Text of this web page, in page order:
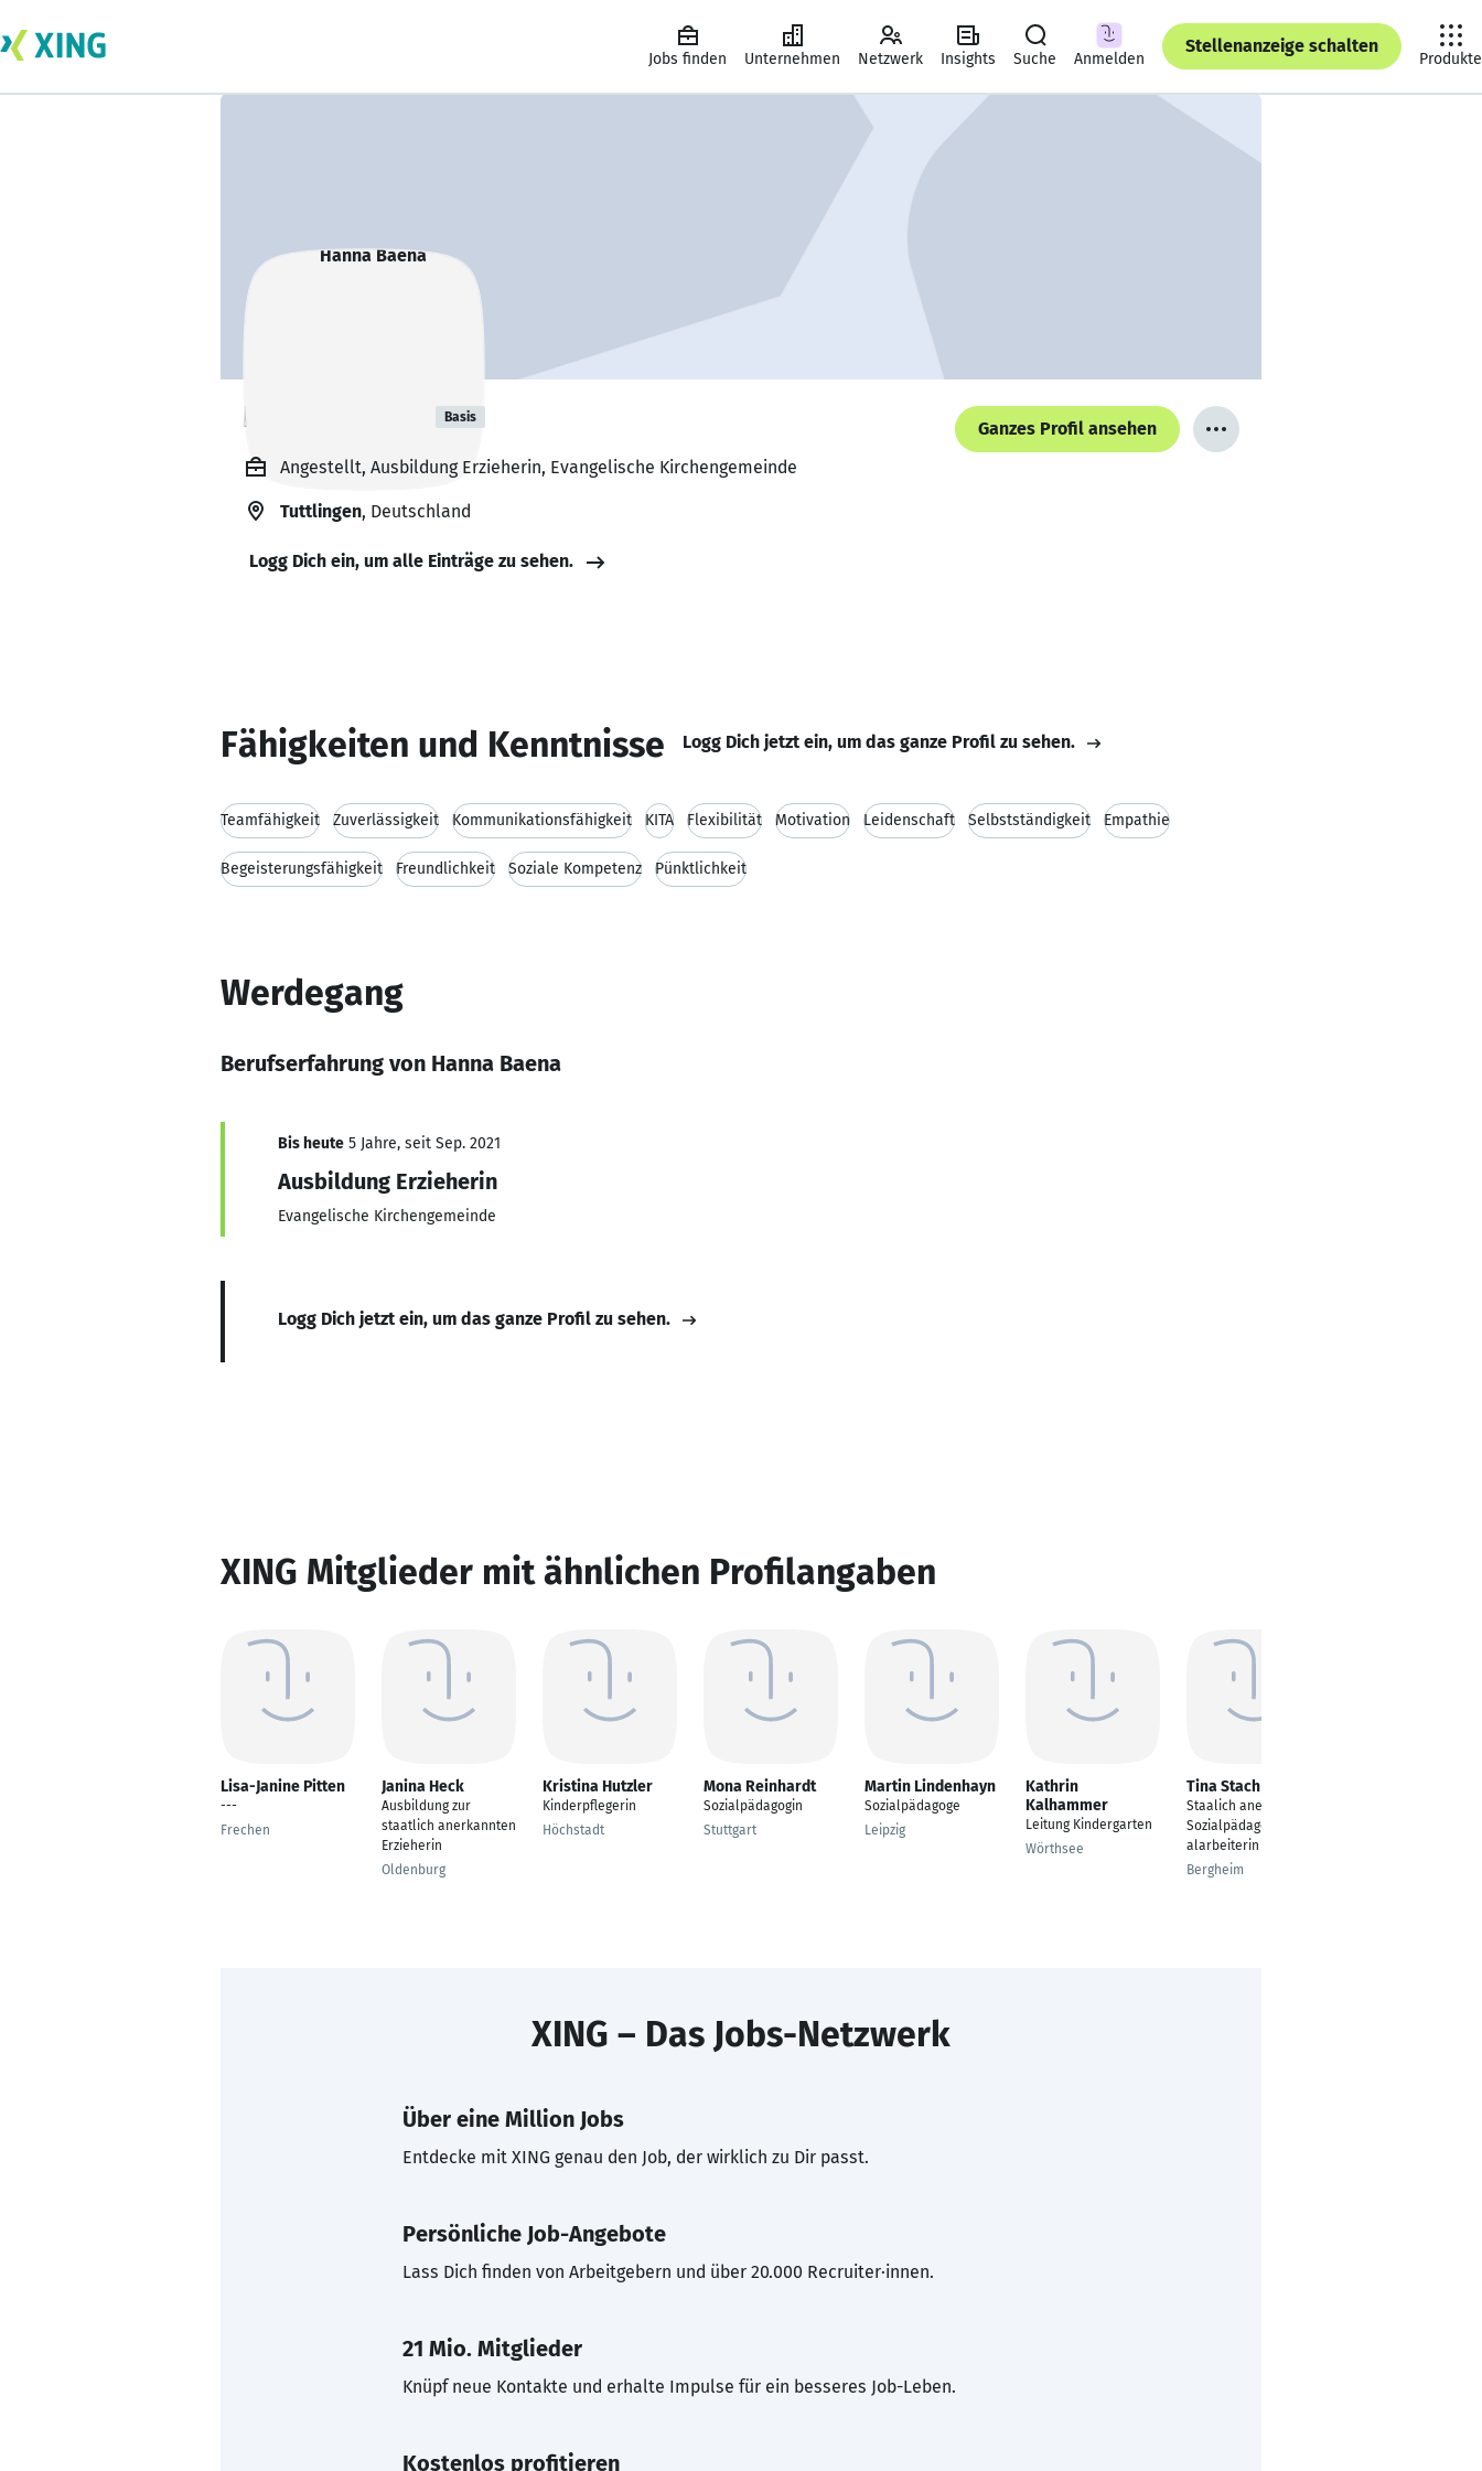
Jobs finden Unternehmen Netzwerk Insights Suche Anmelden
Stellenanzeige schalten
Produkte
Hanna Baena Basis
Ganzes Profil ansehen
Angestellt, Ausbildung Erzieherin, Evangelische Kirchengemeinde
Tuttlingen, Deutschland
Logg Dich ein, um alle Einträge zu sehen.
Fähigkeiten und Kenntnisse Logg Dich jetzt ein, um das ganze Profil zu sehen.
Teamfähigkeit Zuverlässigkeit Kommunikationsfähigkeit KITA Flexibilität Motivation Leidenschaft Selbstständigkeit Empathie
Begeisterungsfähigkeit Freundlichkeit Soziale Kompetenz Pünktlichkeit
Werdegang
Berufserfahrung von Hanna Baena
Bis heute 5 Jahre, seit Sep. 2021
Ausbildung Erzieherin
Evangelische Kirchengemeinde
Logg Dich jetzt ein, um das ganze Profil zu sehen.
XING Mitglieder mit ähnlichen Profilangaben
Lisa-Janine Pitten
---
Frechen
Janina Heck
Ausbildung zur
staatlich anerkannten
Erzieherin
Oldenburg
Kristina Hutzler
Kinderpflegerin
Höchstadt
Mona Reinhardt
Sozialpädagogin
Stuttgart
Martin Lindenhayn
Sozialpädagoge
Leipzig
Kathrin
Kalhammer
Leitung Kindergarten
Wörthsee
Tina Stach
Staalich anerkannte
Sozialpädagogin/Sozi
alarbeiterin
Bergheim
XING – Das Jobs-Netzwerk
Über eine Million Jobs
Entdecke mit XING genau den Job, der wirklich zu Dir passt.
Persönliche Job-Angebote
Lass Dich finden von Arbeitgebern und über 20.000 Recruiter·innen.
21 Mio. Mitglieder
Knüpf neue Kontakte und erhalte Impulse für ein besseres Job-Leben.
Kostenlos profitieren